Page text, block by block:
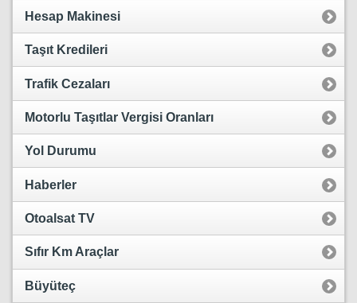
Hesap Makinesi
Taşıt Kredileri
Trafik Cezaları
Motorlu Taşıtlar Vergisi Oranları
Yol Durumu
Haberler
Otoalsat TV
Sıfır Km Araçlar
Büyüteç